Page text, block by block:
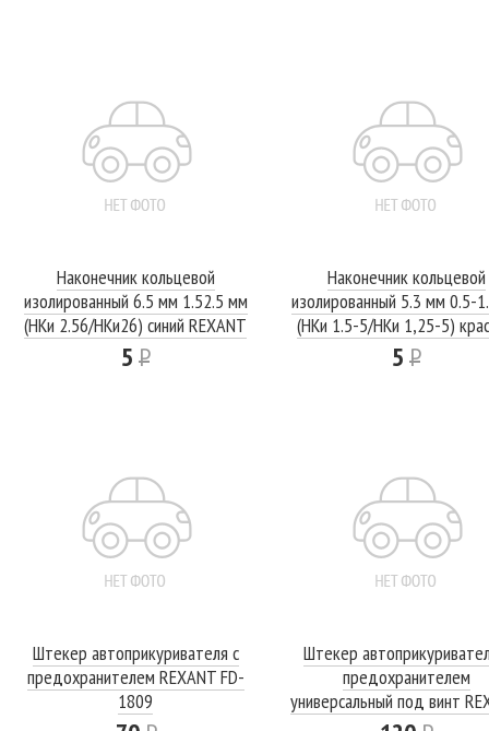
Наконечник кольцевой
изолированный 6.5 мм 1.52.5 мм
(НКи 2.56/НКи26) синий REXANT
5Р
Наконечник кольцевой
изолированный 5.3 мм 0.5-
(НКи 1.5-5/НКи 1,25-5)
REXANT
5Р
Штекер автоприкуривателя с
предохранителем REXANT FD-
1809
Штекер
предохранителем
универсальный под винт